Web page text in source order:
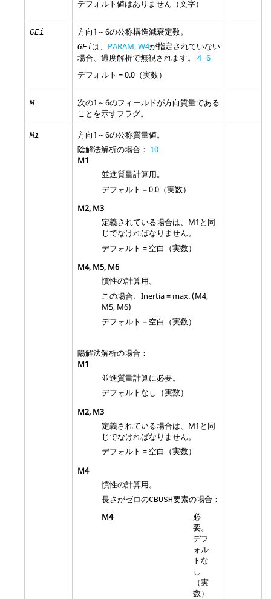
デフォルト値はありません（文字）
GEi 方向1～6の公称構造減衰定数。
GEiは、 PARAM, W4が指定されていない
場合、過度解析で無視されます。 4 6
デフォルト = 0.0（実数）
M
次の1～6のフィールドが方向質量である
ことを示すフラグ。
Mi
方向1～6の公称質量値。
陰解法解析の場合： 10
M1
並進質量計算用。
デフォルト = 0.0（実数）
M2, M3
定義されている場合は、 M1 と同
じでなければなりません。
デフォルト = 空白（実数）
M4, M5, M6
慣性の計算用。
この場合、Inertia = max. (M4,
M5, M6)
デフォルト = 空白（実数）
陽解法解析の場合：
M1
並進質量計算に必要。
デフォルトなし（実数）
M2, M3
定義されている場合は、 M1 と同
じでなければなりません。
デフォルト = 空白（実数）
M4
慣性の計算用。
長さがゼロのCBUSH要素の場合：
M4
必
要。
デフ
ォル
トな
し
（実
数）